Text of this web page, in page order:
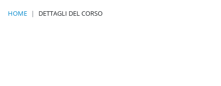
HOME DETTAGLI DEL CORSO